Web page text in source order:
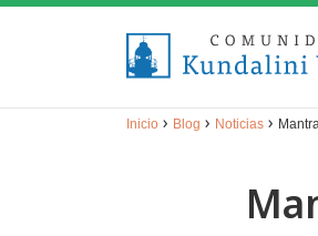
Inicio › Blog › Noticias ›